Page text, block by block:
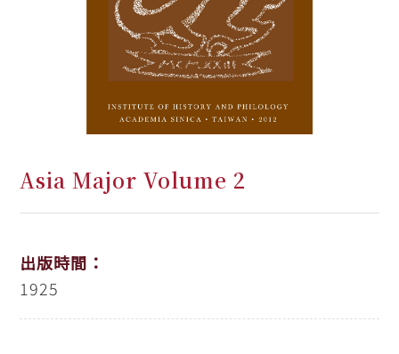
Asia Major Volume 2
出版時間：
1925